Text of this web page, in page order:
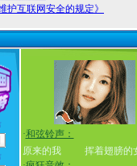
护互联网安全的规定》
·和弦铃声：
原来的我
挥着翅膀的